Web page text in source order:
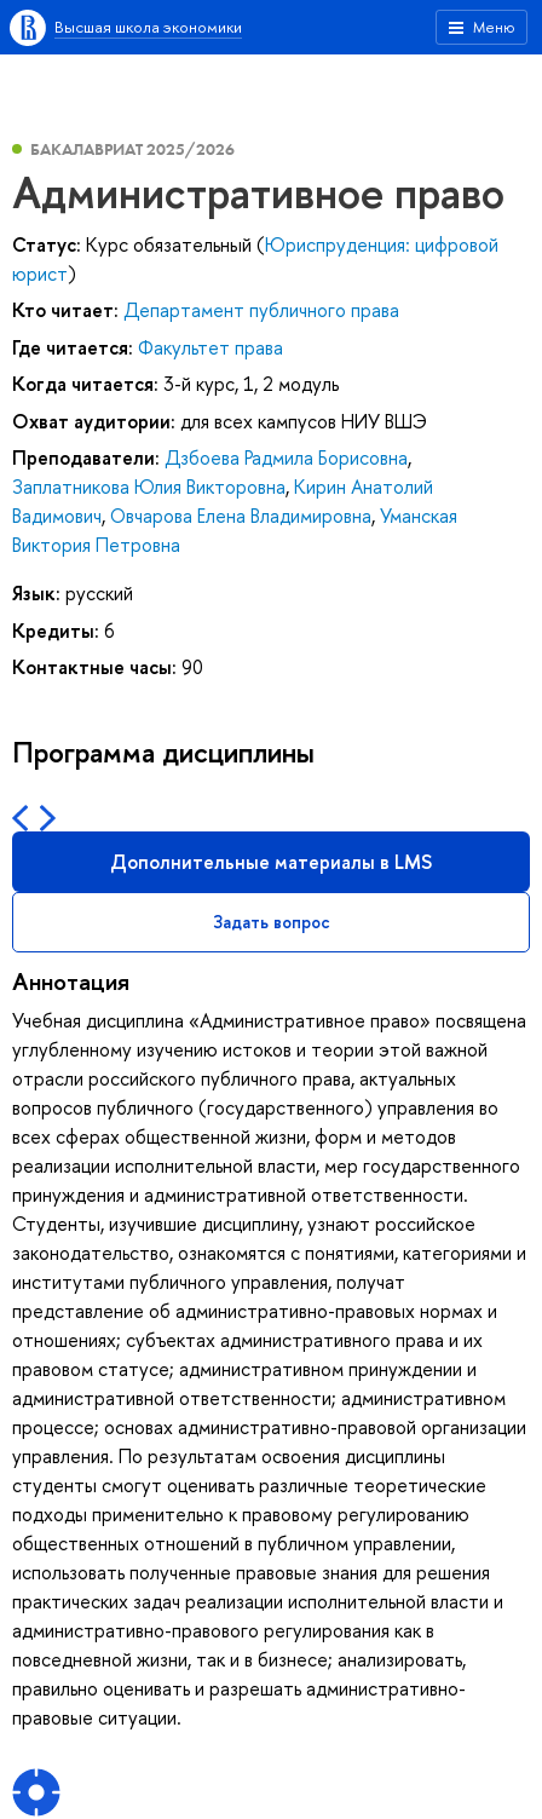
Меню
Высшая школа экономики
БАКАЛАВРИАТ 2025/2026
Административное право
Статус: Курс обязательный (Юриспруденция: цифровой
юрист)
Кто читает: Департамент публичного права
Где читается: Факультет права
Когда читается: 3-й курс, 1, 2 модуль
Охват аудитории: для всех кампусов НИУ ВШЭ
Преподаватели: Дзбоева Радмила Борисовна,
Заплатникова Юлия Викторовна,Кирин Анатолий
Вадимович,Овчарова Елена Владимировна,Уманская
Виктория Петровна
Язык: русский
Кредиты: 6
Контактные часы: 90
Программа дисциплины
Дополнительные материалы в LMS
Задать вопрос
Аннотация
Учебная дисциплина «Административное право» посвящена
углубленному изучению истоков и теории этой важной
отрасли российского публичного права, актуальных
вопросов публичного (государственного) управления во
всех сферах общественной жизни, форм и методов
реализации исполнительной власти, мер государственного
принуждения и административной ответственности.
Студенты, изучившие дисциплину, узнают российское
законодательство, ознакомятся с понятиями, категориями и
институтами публичного управления, получат
представление об административно-правовых нормах и
отношениях; субъектах административного права и их
правовом статусе; административном принуждении и
административной ответственности; административном
процессе; основах административно-правовой организации
управления. По результатам освоения дисциплины
студенты смогут оценивать различные теоретические
подходы применительно к правовому регулированию
общественных отношений в публичном управлении,
использовать полученные правовые знания для решения
практических задач реализации исполнительной власти и
административно-правового регулирования как в
повседневной жизни, так и в бизнесе; анализировать,
правильно оценивать и разрешать административно-
правовые ситуации.